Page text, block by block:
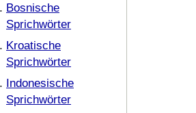
Bosnische
Sprichwörter
Kroatische
Sprichwörter
Indonesische
Sprichwörter